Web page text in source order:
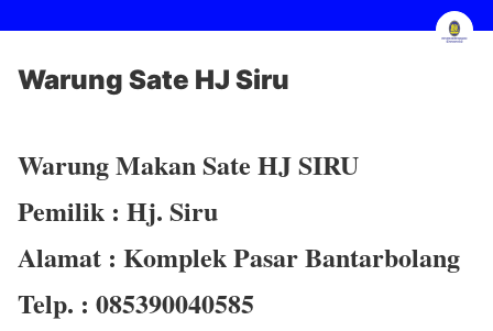
Warung Sate HJ Siru
Warung Makan Sate HJ SIRU
Pemilik : Hj. Siru
Alamat : Komplek Pasar Bantarbolang
Telp. : 085390040585